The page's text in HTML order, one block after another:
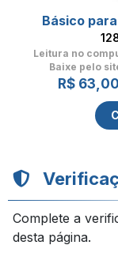
Básico
Leitura no
Baixe pelo
R$ 63,00
Complete a
desta página.